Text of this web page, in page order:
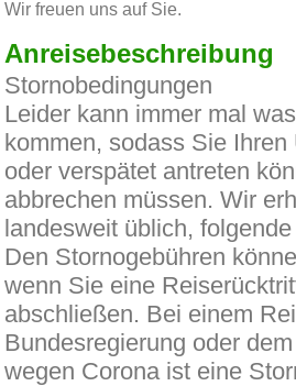
Wir freuen uns auf Sie.
Anreisebeschreibung
Stornobedingungen
Leider kann immer mal
kommen, sodass Sie
oder verspätet antreten
abbrechen müssen. Wir
landesweit üblich,
Den Stornogebühren
wenn Sie eine
abschließen. Bei einem
Bundesregierung oder
wegen Corona ist eine